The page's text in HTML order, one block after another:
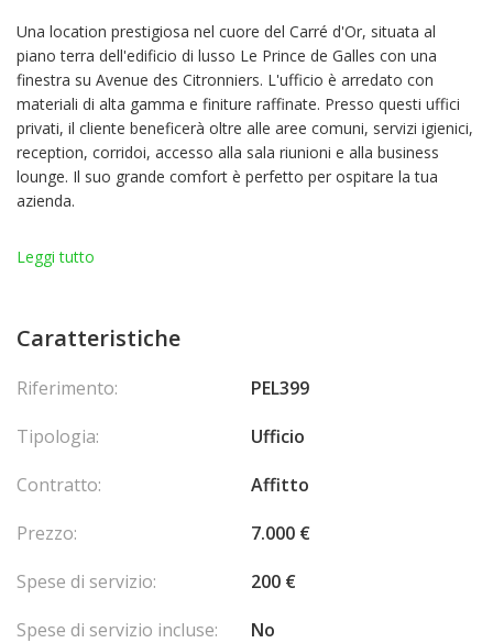
Una location prestigiosa nel cuore del Carré d'Or, situata al
piano terra dell'edificio di lusso Le Prince de Galles con una
finestra su Avenue des Citronniers. L'ufficio è arredato con
materiali di alta gamma e finiture raffinate. Presso questi uffici
privati, il cliente beneficerà oltre alle aree comuni, servizi igienici,
reception, corridoi, accesso alla sala riunioni e alla business
lounge. Il suo grande comfort è perfetto per ospitare la tua
azienda.
Situato nel cuore del Carré d'Or, offriamo un ufficio con vetrina
Leggi tutto
Caratteristiche
Riferimento:
PEL399
Tipologia:
Ufficio
Contratto:
Affitto
Prezzo:
7.000 €
Spese di servizio:
200 €
Spese di servizio incluse:
No